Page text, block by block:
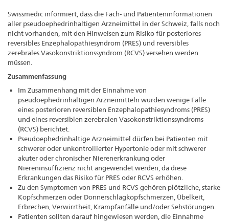
Swissmedic informiert, dass die Fach- und Patienteninformationen
aller pseudoephedrinhaltigen Arzneimittel in der Schweiz, falls noch
nicht vorhanden, mit den Hinweisen zum Risiko für posteriores
reversibles Enzephalopathiesyndrom (PRES) und reversibles
zerebrales Vasokonstriktionssyndrom (RCVS) versehen werden
müssen.
Zusammenfassung
Im Zusammenhang mit der Einnahme von
pseudoephedrinhaltigen Arzneimitteln wurden wenige Fälle
eines posterioren reversiblen Enzephalopathiesyndroms (PRES)
und eines reversiblen zerebralen Vasokonstriktionssyndroms
(RCVS) berichtet.
Pseudoephedrinhaltige Arzneimittel dürfen bei Patienten mit
schwerer oder unkontrollierter Hypertonie oder mit schwerer
akuter oder chronischer Nierenerkrankung oder
Niereninsuffizienz nicht angewendet werden, da diese
Erkrankungen das Risiko für PRES oder RCVS erhöhen.
Zu den Symptomen von PRES und RCVS gehören plötzliche, starke
Kopfschmerzen oder Donnerschlagkopfschmerzen, Übelkeit,
Erbrechen, Verwirrtheit, Krampfanfälle und/oder Sehstörungen.
Patienten sollten darauf hingewiesen werden, die Einnahme